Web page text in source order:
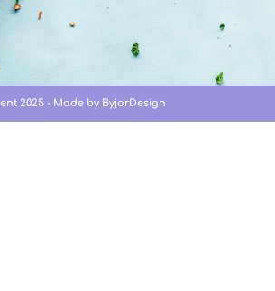
2025 - Made by ByjorDesign